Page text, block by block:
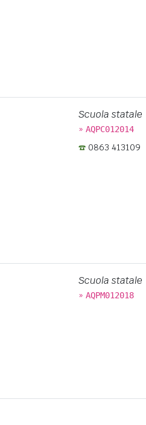
Scuola statale
» AQPC012014
0863 413109
Scuola statale
» AQPM012018